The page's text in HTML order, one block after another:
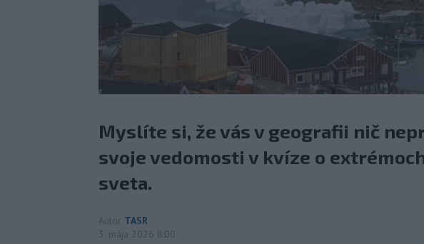
Myslíte si, že vás v geografii nič
svoje vedomosti v kvíze o
sveta.
Autor TASR
3. mája 2026 8:00